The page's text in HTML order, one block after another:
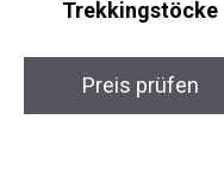
Trekkingstöcke
Preis prüfen